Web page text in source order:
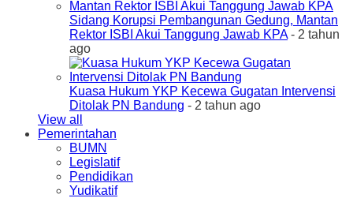
Sidang Korupsi Pembangunan Gedung, Mantan
Rektor ISBI Akui Tanggung Jawab KPA- 2 tahun
ago
Kuasa Hukum YKP Kecewa Gugatan Intervensi
Ditolak PN Bandung - 2 tahun ago
View all
Pemerintahan
BUMN
Legislatif
Pendidikan
Yudikatif